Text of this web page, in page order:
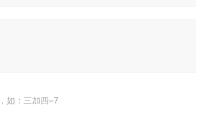
如：三加四=7